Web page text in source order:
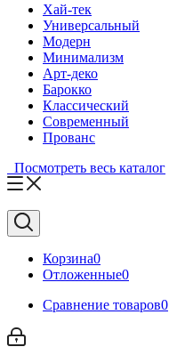
Хай-тек
Универсальный
Модерн
Минимализм
Арт-деко
Барокко
Классический
Современный
Прованс
Посмотреть весь каталог
Корзина0
Отложенные0
Сравнение товаров0